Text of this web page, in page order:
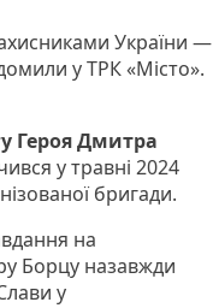
України —
у ТРК «Місто».
Героя Дмитра
у травні 2024
бригади.
на
Борцу назавжди
у